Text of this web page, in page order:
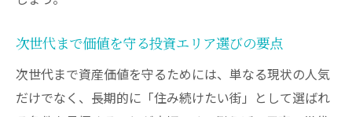
次世代まで価値を守る投資エリア選びの要点
次世代まで資産価値を守るためには、単なる現状の人気
だけでなく、長期的に「住み続けたい街」として選ばれ